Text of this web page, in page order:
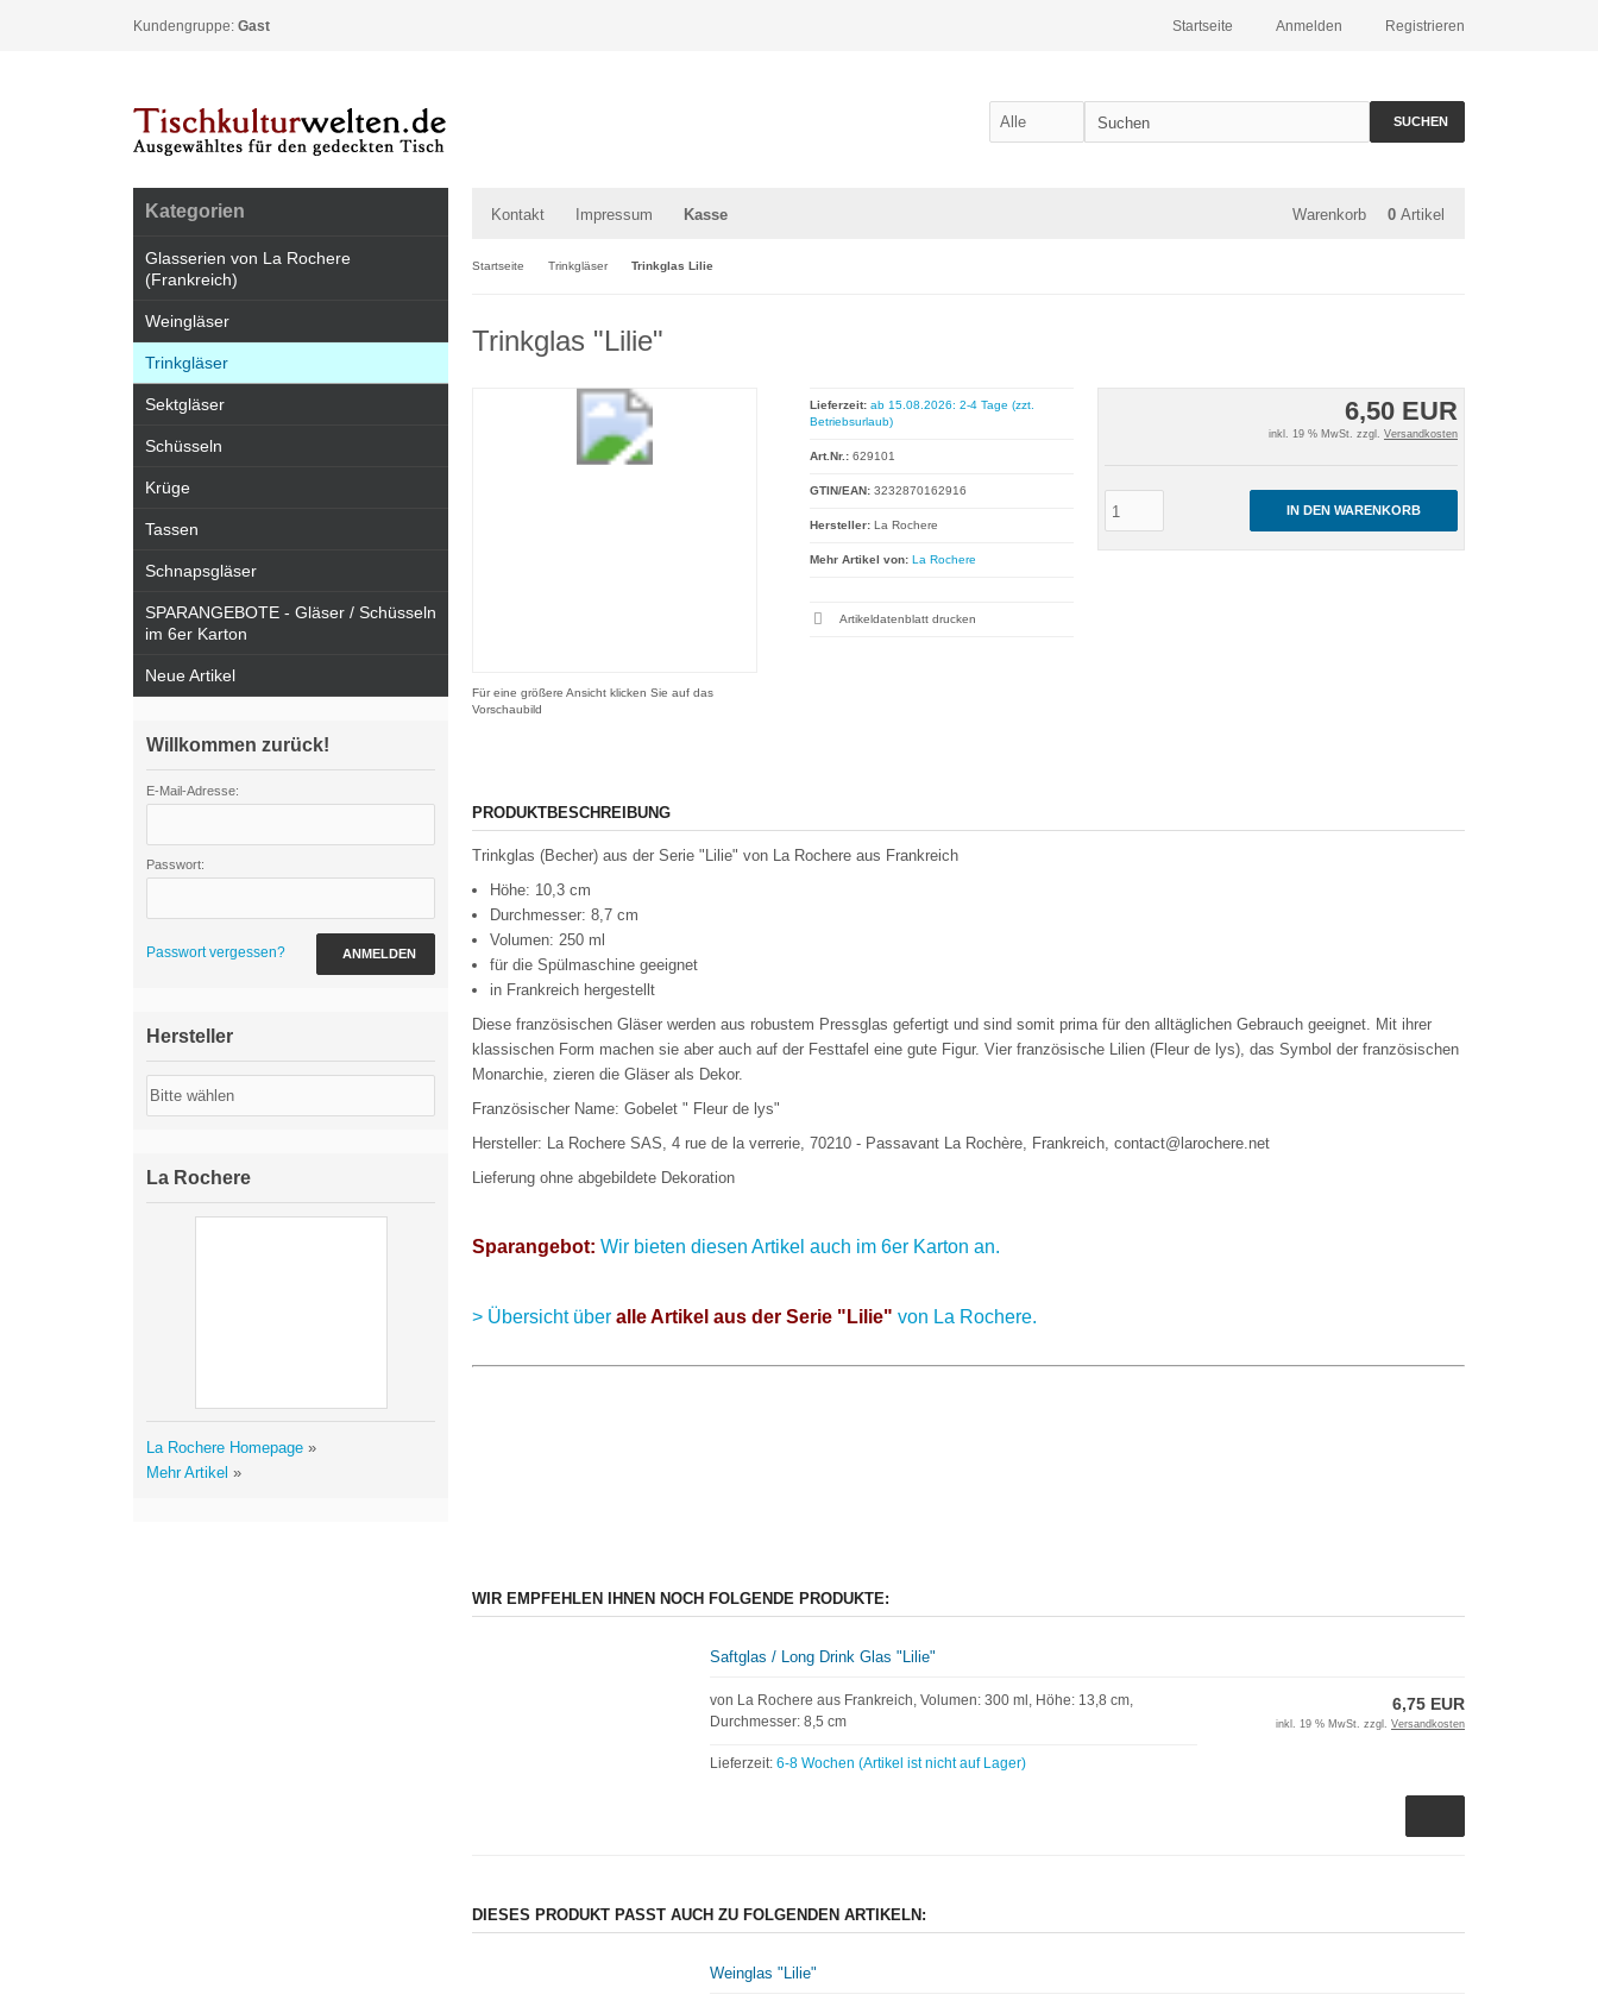
Kundengruppe: Gast Registrieren
Anmelden
Startseite
SUCHEN
Kontakt Impressum Kasse Warenkorb 0 Artikel
Startseite Trinkgläser Trinkglas Lilie
Trinkglas "Lilie"
Für eine größere Ansicht klicken Sie auf das
Vorschaubild
6,50 EUR
inkl. 19 % MwSt. zzgl. Versandkosten
IN DEN WARENKORB
Lieferzeit: ab 15.08.2026: 2-4 Tage (zzt.
Betriebsurlaub)
Art.Nr.: 629101
GTIN/EAN: 3232870162916
Hersteller: La Rochere
Mehr Artikel von: La Rochere
Artikeldatenblatt drucken
PRODUKTBESCHREIBUNG
Trinkglas (Becher) aus der Serie "Lilie" von La Rochere aus Frankreich
Höhe: 10,3 cm
Durchmesser: 8,7 cm
Volumen: 250 ml
für die Spülmaschine geeignet
in Frankreich hergestellt
Diese französischen Gläser werden aus robustem Pressglas gefertigt und sind somit prima für den alltäglichen Gebrauch geeignet. Mit ihrer
klassischen Form machen sie aber auch auf der Festtafel eine gute Figur. Vier französische Lilien (Fleur de lys), das Symbol der französischen
Monarchie, zieren die Gläser als Dekor.
Französischer Name: Gobelet " Fleur de lys"
Hersteller: La Rochere SAS, 4 rue de la verrerie, 70210 - Passavant La Rochère, Frankreich, contact@larochere.net
Lieferung ohne abgebildete Dekoration
Sparangebot: Wir bieten diesen Artikel auch im 6er Karton an.
> Übersicht über alle Artikel aus der Serie "Lilie" von La Rochere.
WIR EMPFEHLEN IHNEN NOCH FOLGENDE PRODUKTE:
Saftglas / Long Drink Glas "Lilie"
von La Rochere aus Frankreich, Volumen: 300 ml, Höhe: 13,8 cm,
Durchmesser: 8,5 cm
Lieferzeit:6-8 Wochen (Artikel ist nicht auf Lager)
6,75 EUR
inkl. 19 % MwSt. zzgl. Versandkosten
DIESES PRODUKT PASST AUCH ZU FOLGENDEN ARTIKELN:
Weinglas "Lilie"
Kategorien
Glasserien von La Rochere
(Frankreich)
Weingläser
Trinkgläser
Sektgläser
Schüsseln
Krüge
Tassen
Schnapsgläser
SPARANGEBOTE - Gläser / Schüsseln
im 6er Karton
Neue Artikel
Willkommen zurück!
E-Mail-Adresse:
Passwort:
Passwort vergessen? ANMELDEN
Hersteller
La Rochere
La Rochere Homepage »
Mehr Artikel »